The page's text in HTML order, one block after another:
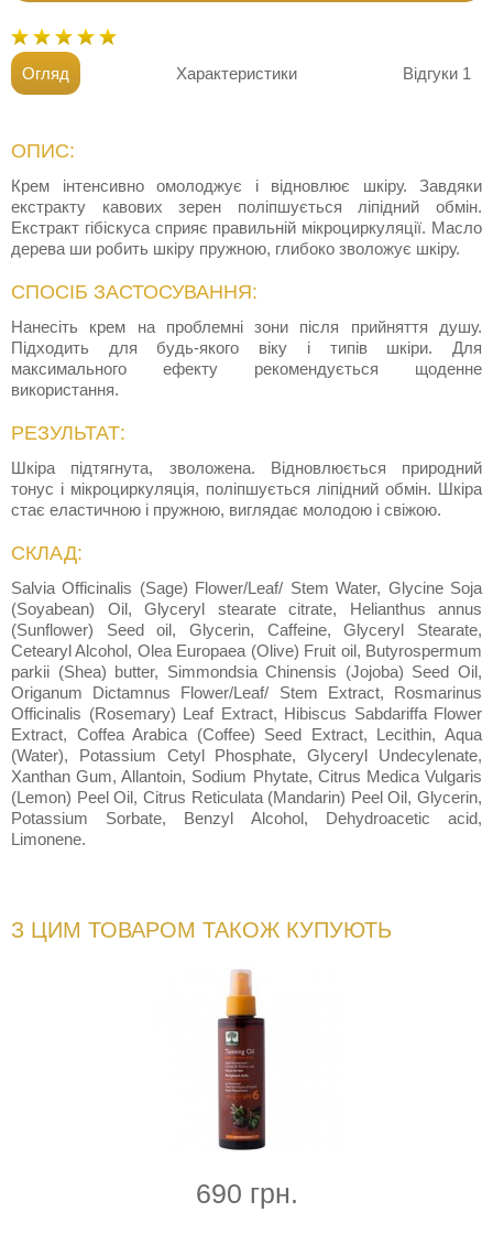
Огляд Характеристики Відгуки 1
ОПИС:
Крем інтенсивно омолоджує і відновлює шкіру. Завдяки
екстракту кавових зерен поліпшується ліпідний обмін.
Екстракт гібіскуса сприяє правильній мікроциркуляції. Масло
дерева ши робить шкіру пружною, глибоко зволожує шкіру.
СПОСІБ ЗАСТОСУВАННЯ:
Нанесіть крем на проблемні зони після прийняття душу.
Підходить для будь-якого віку і типів шкіри. Для
максимального ефекту рекомендується щоденне
використання.
РЕЗУЛЬТАТ:
Шкіра підтягнута, зволожена. Відновлюється природний
тонус і мікроциркуляція, поліпшується ліпідний обмін. Шкіра
стає еластичною і пружною, виглядає молодою і свіжою.
СКЛАД:
Salvia Officinalis (Sage) Flower/Leaf/ Stem Water, Glycine Soja
(Soyabean) Oil, Glyceryl stearate citrate, Helianthus annus
(Sunflower) Seed oil, Glycerin, Caffeine, Glyceryl Stearate,
Cetearyl Alcohol, Olea Europaea (Olive) Fruit oil, Butyrospermum
parkii (Shea) butter, Simmondsia Chinensis (Jojoba) Seed Oil,
Origanum Dictamnus Flower/Leaf/ Stem Extract, Rosmarinus
Officinalis (Rosemary) Leaf Extract, Hibiscus Sabdariffa Flower
Extract, Coffea Arabica (Coffee) Seed Extract, Lecithin, Aqua
(Water), Potassium Cetyl Phosphate, Glyceryl Undecylenate,
Xanthan Gum, Allantoin, Sodium Phytate, Citrus Medica Vulgaris
(Lemon) Peel Oil, Citrus Reticulata (Mandarin) Peel Oil, Glycerin,
Potassium Sorbate, Benzyl Alcohol, Dehydroacetic acid,
Limonene.
З ЦИМ ТОВАРОМ ТАКОЖ КУПУЮТЬ
690 грн.